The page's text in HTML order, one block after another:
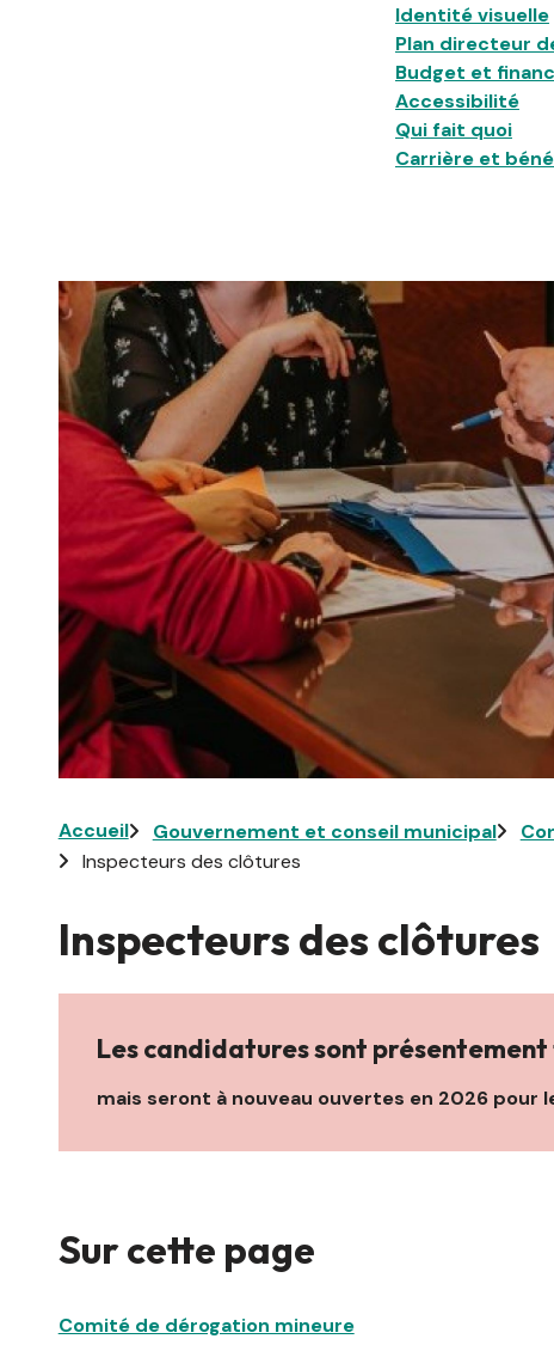
Identité visuelle
Plan directeur
Budget et
Accessibilité
Qui fait quoi
Carrière et
Image
Fil
d'Ariane
Accueil Gouvernement et conseil municipal
Inspecteurs des clôtures
Inspecteurs des clôtures
Les candidatures sont
mais seront à nouveau ouvertes en 2026 pour
Sur cette page
Comité de dérogation mineure